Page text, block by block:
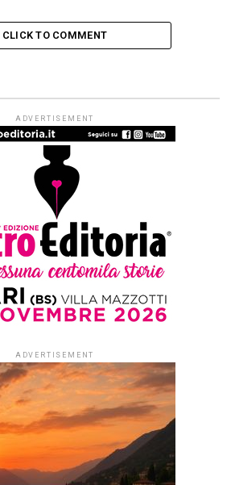
CLICK TO COMMENT
apre a tutti i nidi
settembre al via le
partecipare alla
donazioni del 7-15
ago on 29 Luglio 2026
Leggere:tutti